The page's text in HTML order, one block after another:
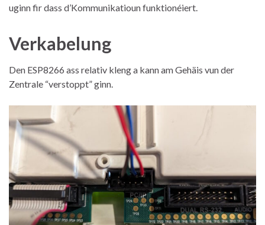
uginn fir dass d’Kommunikatioun funktionéiert.
Verkabelung
Den ESP8266 ass relativ kleng a kann am Gehäis vun der
Zentrale “verstoppt” ginn.